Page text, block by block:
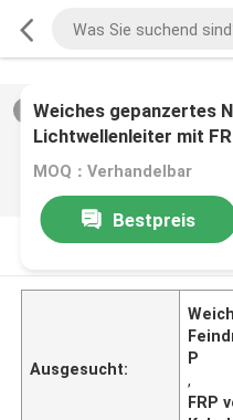
/0
Weiches gepanzertes
Lichtwellenleiter mit
MOQ：Verhandelbar
Bestpreis
PRODUKT-
Ausgesucht:
P
,
FRP